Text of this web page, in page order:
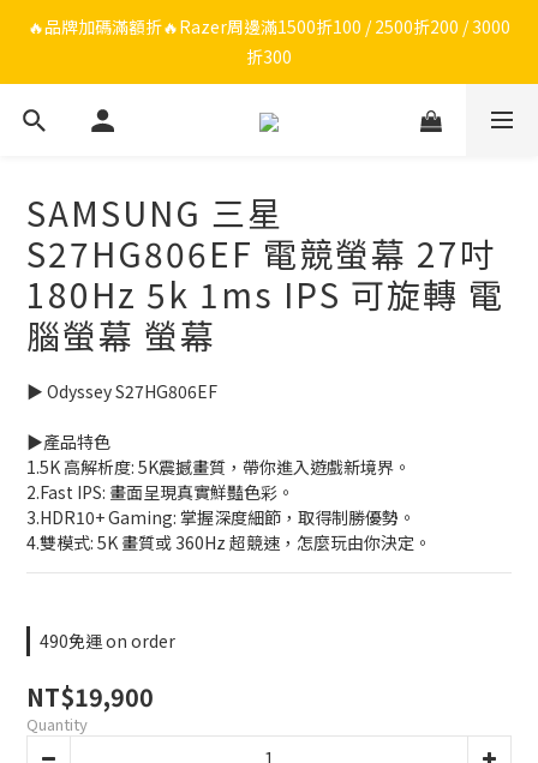
🔥品牌限定滿額折🔥ROG周邊滿1500折100 / 2500折200 / 3000折
300
🔥品牌加碼滿額折🔥Razer周邊滿1500折100 / 2500折200 / 3000
折300
ROG/Razer 全館電競椅會員登錄再現折$300
🔥品牌限定滿額折🔥ROG周邊滿1500折100 / 2500折200 / 3000折
300
SAMSUNG 三星
S27HG806EF 電競螢幕 27吋
180Hz 5k 1ms IPS 可旋轉 電
腦螢幕 螢幕
▶️ Odyssey S27HG806EF
▶️產品特色
1.5K 高解析度: 5K震撼畫質，帶你進入遊戲新境界。
2.Fast IPS: 畫面呈現真實鮮豔色彩。
3.HDR10+ Gaming: 掌握深度細節，取得制勝優勢。
4.雙模式: 5K 畫質或 360Hz 超競速，怎麼玩由你決定。
490免運 on order
NT$19,900
Quantity